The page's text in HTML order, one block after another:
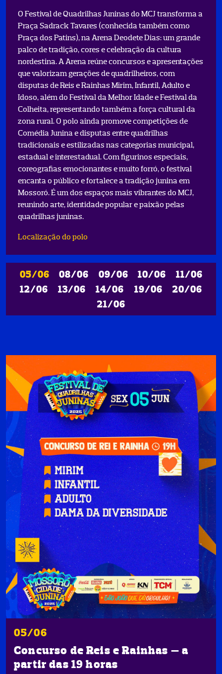
O Festival de Quadrilhas Juninas do MCJ transforma a
Praça Sadrack Tavares (conhecida também como
Praça dos Patins), na Arena Deodete Dias: um grande
palco de tradição, cores e celebração da cultura
nordestina. A Arena reúne concursos e apresentações
que valorizam gerações de quadrilheiros, com
disputas de Reis e Rainhas Mirim, Infantil, Adulto e
Idoso, além do Festival da Melhor Idade e Festival da
Colheita, representando também a força cultural da
zona rural. O polo ainda promove competições de
Comédia Junina e disputas entre quadrilhas
tradicionais e estilizadas nas categorias municipal,
estadual e interestadual. Com figurinos especiais,
coreografias emocionantes e muito forró, o festival
encanta o público e fortalece a tradição junina em
Mossoró. É um dos espaços mais vibrantes do MCJ,
reunindo arte, identidade popular e paixão pelas
quadrilhas juninas.
Localização do polo
05/06 08/06 09/06 10/06
11/06
12/06
13/06 14/06 19/06
20/06
21/06
05/06
Concurso de Reis e Rainhas — a
partir das 19 horas